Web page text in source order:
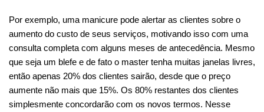
Por exemplo, uma manicure pode alertar as clientes sobre o
aumento do custo de seus serviços, motivando isso com uma
consulta completa com alguns meses de antecedência. Mesmo
que seja um blefe e de fato o master tenha muitas janelas livres,
então apenas 20% dos clientes sairão, desde que o preço
aumente não mais que 15%. Os 80% restantes dos clientes
simplesmente concordarão com os novos termos. Nesse